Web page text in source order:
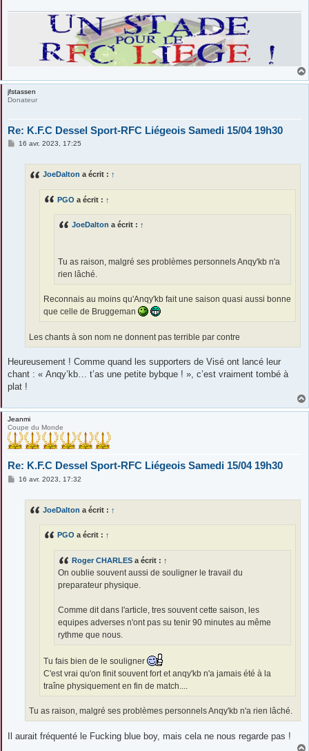
jfstassen
Donateur
Re: K.F.C Dessel Sport-RFC Liégeois Samedi 15/04 19h30
M16 avr. 2023, 17:25
JoeDalton a écrit : ↑
PGO a écrit : ↑
JoeDalton a écrit : ↑
Tu as raison, malgré ses problèmes personnels Anqy'kb n'a
rien lâché.
Reconnais au moins qu'Anqy'kb fait une saison quasi aussi bonne
que celle de Bruggeman
Les chants à son nom ne donnent pas terrible par contre
Heureusement ! Comme quand les supporters de Visé ont lancé leur
chant : « Anqy’kb… t’as une petite bybque ! », c’est vraiment tombé à
plat !
Jeanmi
Coupe du Monde
Re: K.F.C Dessel Sport-RFC Liégeois Samedi 15/04 19h30
M16 avr. 2023, 17:32
JoeDalton a écrit : ↑
PGO a écrit : ↑
Roger CHARLES a écrit : ↑
On oublie souvent aussi de souligner le travail du
preparateur physique.
Comme dit dans l'article, tres souvent cette saison, les
equipes adverses n'ont pas su tenir 90 minutes au même
rythme que nous.
Tu fais bien de le souligner
C'est vrai qu'on finit souvent fort et anqy'kb n'a jamais été à la
traîne physiquement en fin de match....
Tu as raison, malgré ses problèmes personnels Anqy'kb n'a rien lâché.
Il aurait fréquenté le Fucking blue boy, mais cela ne nous regarde pas !